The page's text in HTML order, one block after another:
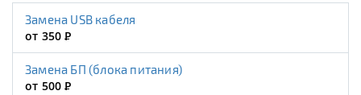
Замена USB кабеля
от 350Р
Замена БП (блока питания)
от 500Р